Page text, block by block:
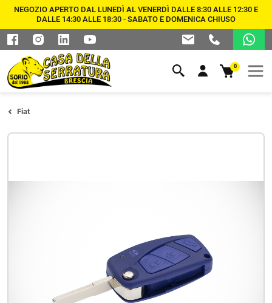
NEGOZIO APERTO DAL LUNEDÌ AL VENERDÌ DALLE 8:30 ALLE 12:30 E
DALLE 14:30 ALLE 18:30 - SABATO E DOMENICA CHIUSO
0
Fiat